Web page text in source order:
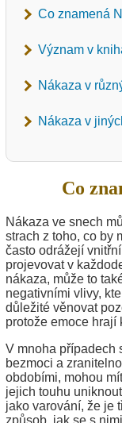
Co znamená
Význam v
Nákaza v
Nákaza v
Co
Nákaza ve snech
strach z toho, co by
často odrážejí
projevovat v
nákaza, může to
negativními vlivy,
důležité věnovat
protože emoce hrají
V mnoha případech
bezmoci a
obdobími, mohou
jejich touhu
jako varování, že je
způsob, jak se s